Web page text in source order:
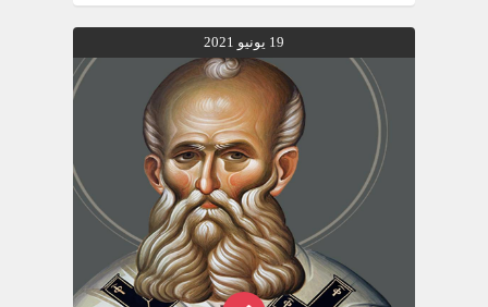
19 يونيو 2021